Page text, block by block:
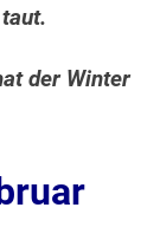
der Winter